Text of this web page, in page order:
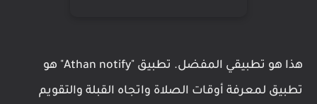
هذا هو تطبيقي المفضل. تطبيق "Athan notify" هو
تطبيق لمعرفة أوقات الصلاة واتجاه القبلة والتقويم